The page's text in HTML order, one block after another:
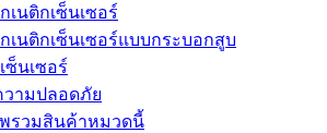
เนติกเซ็นเซอร์
เนติกเซ็นเซอร์แบบกระบอกสูบ
ซ็นเซอร์
ามปลอดภัย
รวมสินค้าหมวดนี้